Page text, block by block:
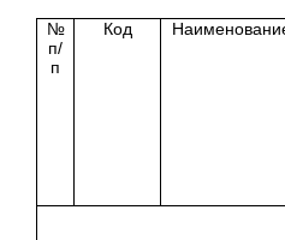
№
п/
п
Код